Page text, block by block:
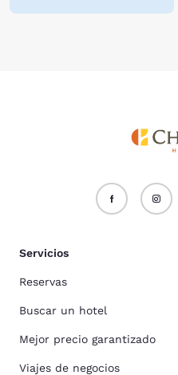
Servicios
Reservas
Buscar un hotel
Mejor precio garantizado
Viajes de negocios